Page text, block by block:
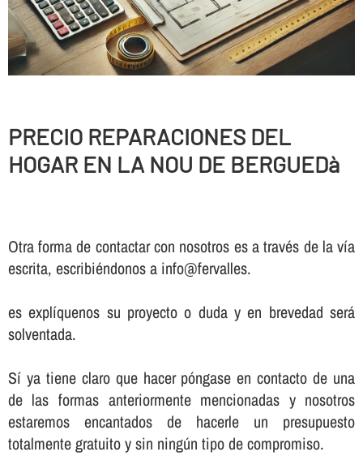
PRECIO REPARACIONES DEL
HOGAR EN LA NOU DE BERGUEDà
Otra forma de contactar con nosotros es a través de la vía
escrita, escribiéndonos a info@fervalles.
es explíquenos su proyecto o duda y en brevedad será
solventada.
Sí ya tiene claro que hacer póngase en contacto de una
de las formas anteriormente mencionadas y nosotros
estaremos encantados de hacerle un presupuesto
totalmente gratuito y sin ningún tipo de compromiso.